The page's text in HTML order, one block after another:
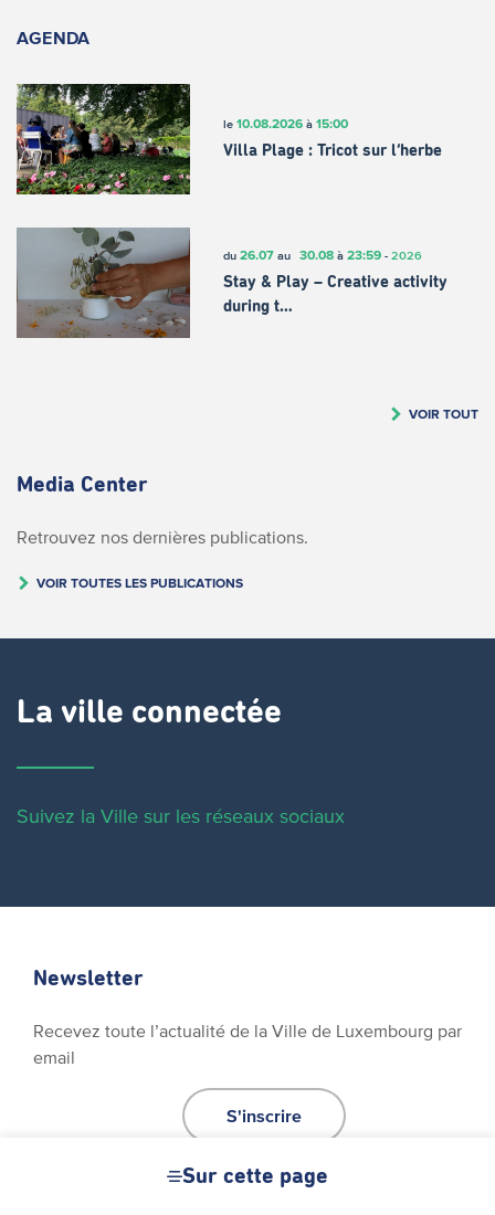
Sur cette page
AGENDA
le 10.08.2026à 15:00
Villa Plage : Tricot sur l’herbe
du 26.07au 30.08à 23:59- 2026
Stay & Play – Creative activity
during t…
VOIR TOUT
Media Center
Retrouvez nos dernières publications.
VOIR TOUTES LES PUBLICATIONS
La ville connectée
Suivez la Ville sur les réseaux sociaux
Newsletter
Recevez toute l’actualité de la Ville de Luxembourg par
email
S'inscrire